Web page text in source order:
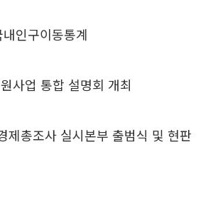
인구이동통계
사업 통합 설명회 개최
총조사 실시본부 출범식 및 현판